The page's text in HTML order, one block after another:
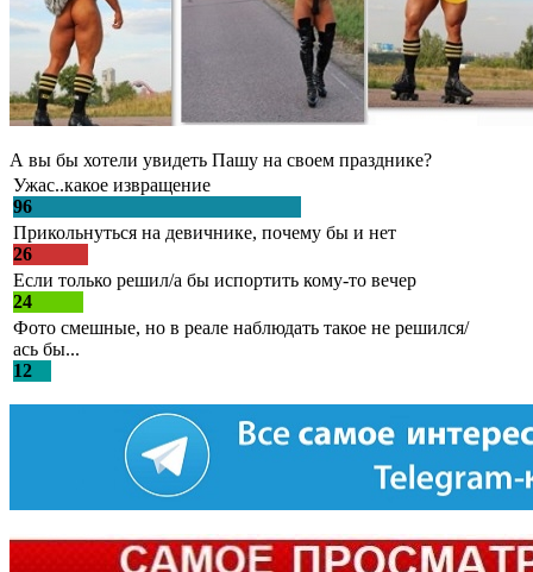
А вы бы хотели увидеть Пашу на своем празднике?
Ужас..какое извращение
96
Прикольнуться на девичнике, почему бы и нет
26
Если только решил/а бы испортить кому-то вечер
24
Фото смешные, но в реале наблюдать такое не решился/
ась бы...
12